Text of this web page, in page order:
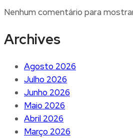
Nenhum comentário para
Archives
Agosto 2026
Julho 2026
Junho 2026
Maio 2026
Abril 2026
Março 2026